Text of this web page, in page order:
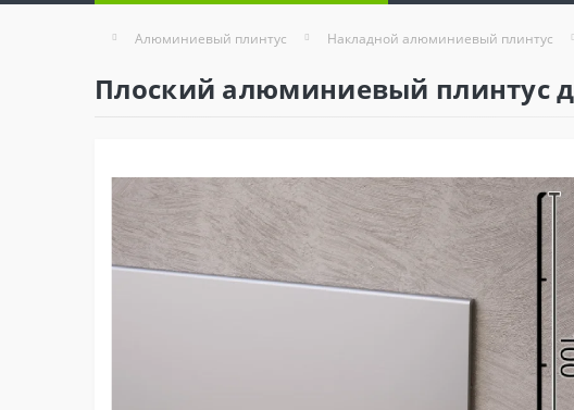
Алюминиевый плинтус Накладной алюминиевый плинтус
Плоский алюминиевый плинтус